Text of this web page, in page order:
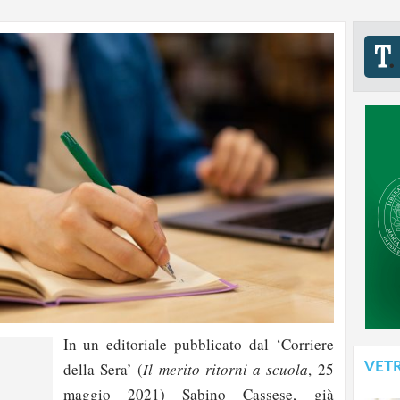
In un editoriale pubblicato dal ‘Corriere
della Sera’ (Il merito ritorni a scuola, 25
maggio 2021) Sabino Cassese, già